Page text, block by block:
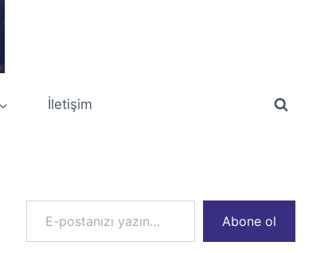
İletişim
E-postanızı yazın…
Abone ol